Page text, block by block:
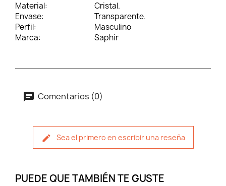
Material:
Cristal.
Envase:
Transparente.
Perfil:
Masculino
Marca:
Saphir
Comentarios (0)
Sea el primero en escribir una reseña
PUEDE QUE TAMBIÉN TE GUSTE